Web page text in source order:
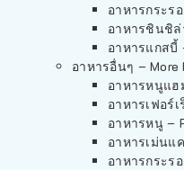
อาหารกระร
อาหารชินชิล่
อาหารแกสบี้
อาหารอื่นๆ – More
อาหารหนูแฮ
อาหารเฟอร์
อาหารหนู –
อาหารเม่นแ
อาหารกระร